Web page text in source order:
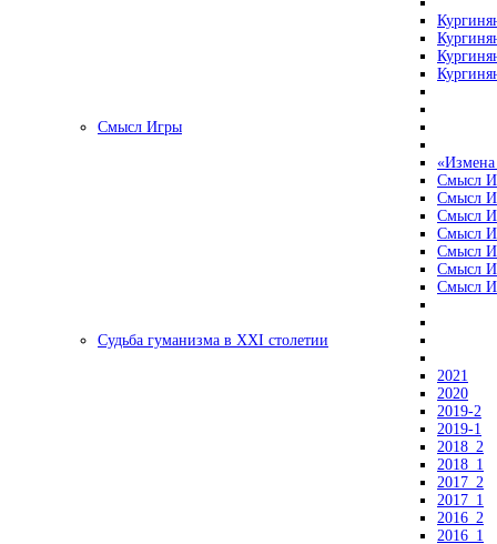
Смысл Игры
«Измена
Смысл
Смысл
Смысл
Смысл
Смысл
Смысл
Смысл
Судьба гуманизма в XXI столетии
2021
2020
2019-2
2019-1
2018_2
2018_1
2017_2
2017_1
2016_2
2016_1